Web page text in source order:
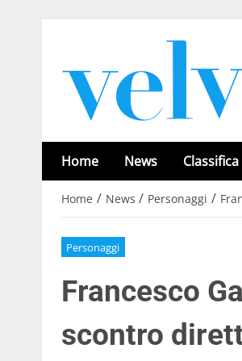
Home News Classifica
Home / News / Personaggi /
Personaggi
Francesco
scontro